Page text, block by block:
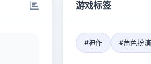
游戏标签
#神作 #角色扮演